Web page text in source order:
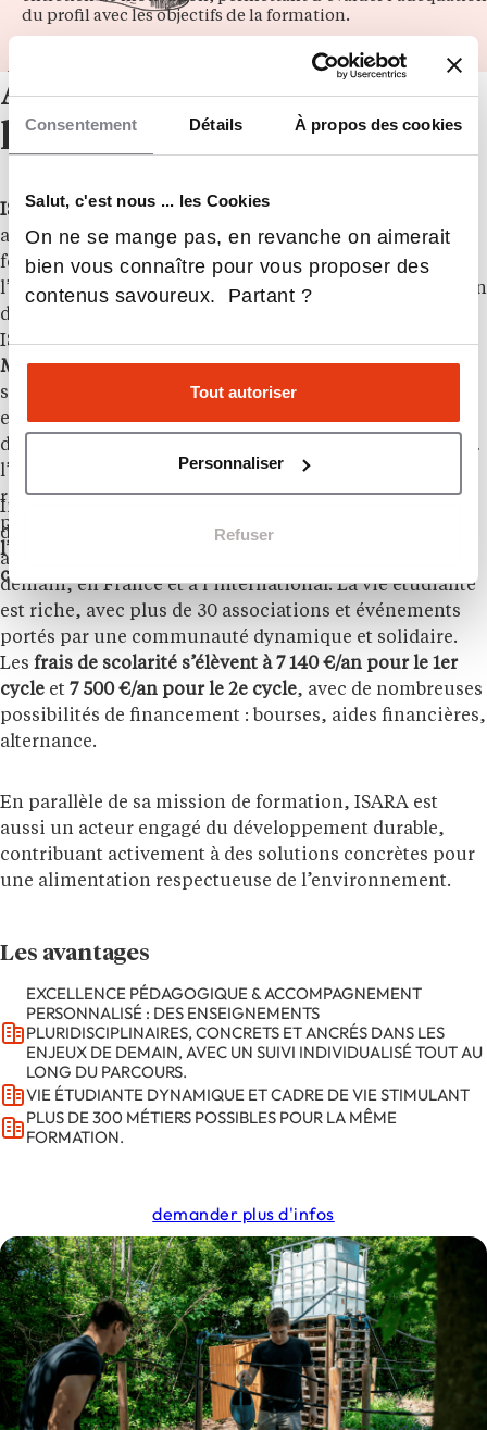
Consentement Détails À propos des cookies
Salut, c'est nous ... les Cookies
On ne se mange pas, en revanche on aimerait
bien vous connaître pour vous proposer des
contenus savoureux. Partant ?
Tout autoriser
Personnaliser
Refuser
du profil avec les objectifs de la formation.
À propos de
l’établissement
ISARAest une école d’ingénieur spécialisée en
agronomie, agroalimentaire et environnement. Elle
forme des ingénieurs capables de relever les défis liés à
l’agriculture durable, à l’agroécologie et à l’alimentation
de demain. Forte d’une approche pluridisciplinaire,
ISARA propose des formationsIngénieur,Bacheloret
MSc internationaux, intégrant un accompagnement
sur-mesure pour chaque étudiant. Reconnue pour son
expertise en agroécologie, en systèmes alimentaires
durables, en entrepreneuriat et en innovation agrifood,
l’école se distingue par son ancrage fort dans les
réalités du terrain et son proximité avec les milieux
professionnels. Son ADN repose sur
l’innovation
centrée sur l’action
Implantée à
développement avec pour ambition de former les
acteurs des transitions agricoles et alimentaires de
demain, en France et à l’international. La vie étudiante
est riche, avec plus de 30 associations et événements
portés par une communauté dynamique et solidaire.
Les frais de scolarité s’élèvent à 7 140 €/an pour le 1er
cycle et 7 500 €/an pour le 2e cycle, avec de nombreuses
possibilités de financement : bourses, aides financières,
alternance.
En parallèle de sa mission de formation, ISARA est
aussi un acteur engagé du développement durable,
contribuant activement à des solutions concrètes pour
une alimentation respectueuse de l’environnement.
Les avantages
EXCELLENCE PÉDAGOGIQUE & ACCOMPAGNEMENT
PERSONNALISÉ : DES ENSEIGNEMENTS
PLURIDISCIPLINAIRES, CONCRETS ET ANCRÉS DANS LES
ENJEUX DE DEMAIN, AVEC UN SUIVI INDIVIDUALISÉ TOUT AU
LONG DU PARCOURS.
VIE ÉTUDIANTE DYNAMIQUE ET CADRE DE VIE STIMULANT
PLUS DE 300 MÉTIERS POSSIBLES POUR LA MÊME
FORMATION.
demander plus d'infos